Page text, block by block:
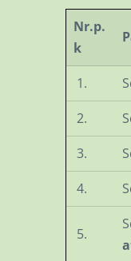
Nr.p.
k
1.
2.
3.
4.
5.